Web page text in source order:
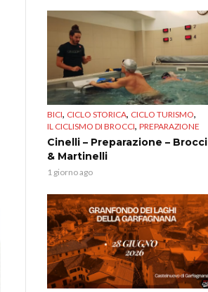
BICI, CICLO STORICA, CICLO TURISMO,
IL CICLISMO DI BROCCI, PREPARAZIONE
Cinelli – Preparazione – Brocci
& Martinelli
1 giorno ago